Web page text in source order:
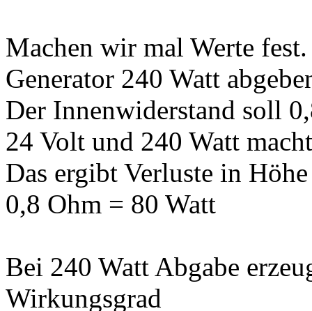
Machen wir mal Werte
Generator 240 Watt
Der Innenwiderstand soll
24 Volt und 240 Watt
Das ergibt Verluste in
0,8 Ohm = 80 Watt
Bei 240 Watt Abgabe
Wirkungsgrad